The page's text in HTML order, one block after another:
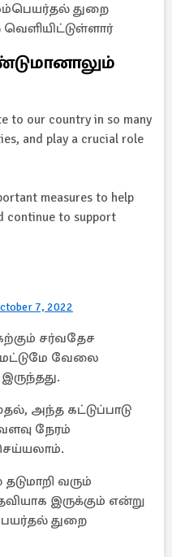
துறை
to our country in so many
and play a crucial role
measures to help
continue to support
7, 2022
சர்வதேச
வேலை
அந்த கட்டுப்பாடு
நேரம்
வரும்
இருக்கும் என்று
துறை